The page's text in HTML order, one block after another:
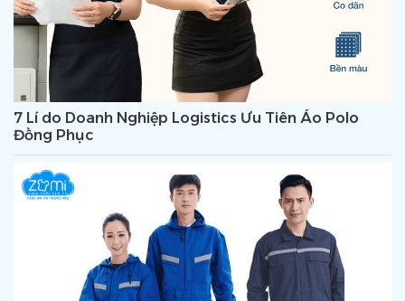
7 Lí do Doanh Nghiệp Logistics Ưu Tiên Áo Polo
Đồng Phục